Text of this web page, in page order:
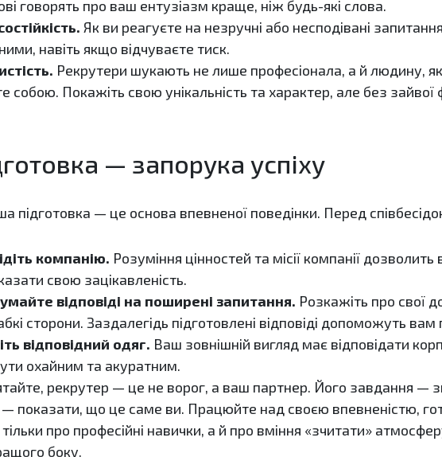
говорять про ваш ентузіазм краще, ніж будь-які слова.
Як ви реагуєте на незручні або несподівані
навіть якщо відчуваєте тиск.
Рекрутери шукають не лише професіонала, а й людину,
собою. Покажіть свою унікальність та характер, але без зайвої
— запорука успіху
підготовка — це основа впевненої поведінки. Перед
компанію. Розуміння цінностей та місії компанії
свою зацікавленість.
відповіді на поширені запитання. Розкажіть про свої
сторони. Заздалегідь підготовлені відповіді допоможуть
відповідний одяг. Ваш зовнішній вигляд має відповідати
охайним та акуратним.
рекрутер — це не ворог, а ваш партнер. Його завдання —
показати, що це саме ви. Працюйте над своєю впевненістю,
про професійні навички, а й про вміння «зчитати»
боку.